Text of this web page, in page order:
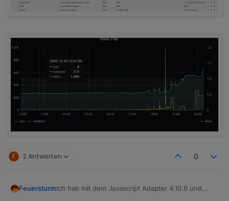
F 2 Antworten 0
FeuersturmIch hab mit dem Javascript Adapter 4.10.6 und